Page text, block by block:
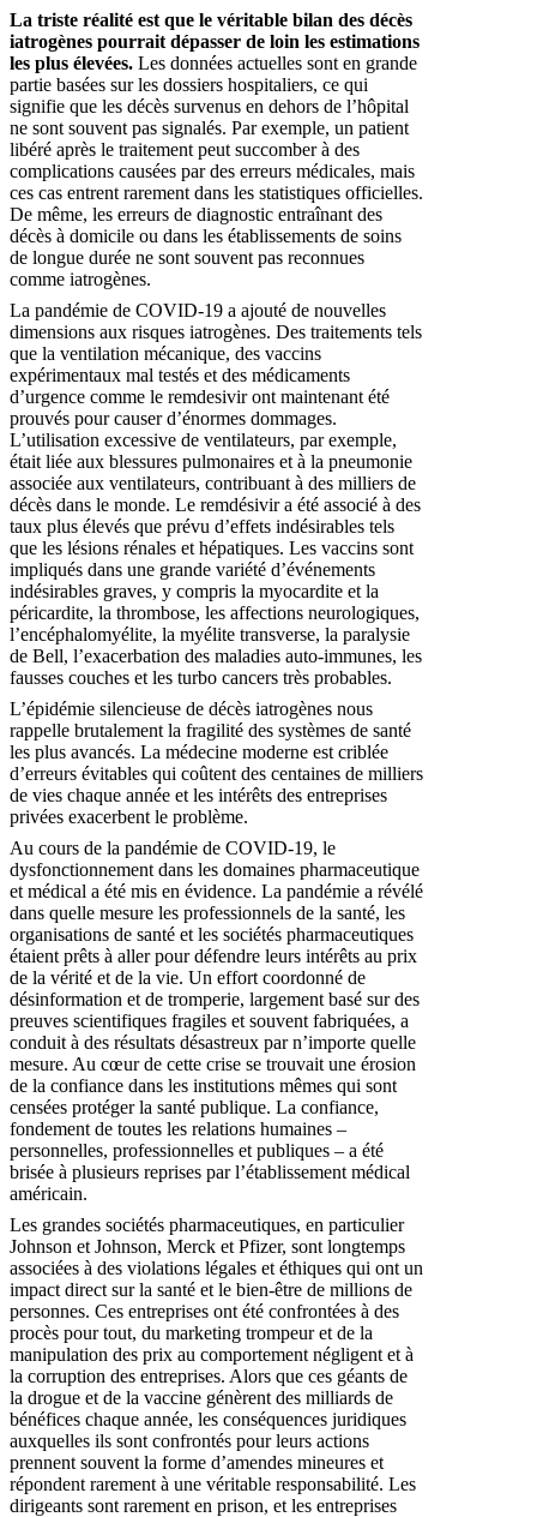
La triste réalité est que le véritable bilan des décès
iatrogènes pourrait dépasser de loin les estimations
les plus élevées. Les données actuelles sont en grande
partie basées sur les dossiers hospitaliers, ce qui
signifie que les décès survenus en dehors de l’hôpital
ne sont souvent pas signalés. Par exemple, un patient
libéré après le traitement peut succomber à des
complications causées par des erreurs médicales, mais
ces cas entrent rarement dans les statistiques officielles.
De même, les erreurs de diagnostic entraînant des
décès à domicile ou dans les établissements de soins
de longue durée ne sont souvent pas reconnues
comme iatrogènes.
La pandémie de COVID-19 a ajouté de nouvelles
dimensions aux risques iatrogènes. Des traitements tels
que la ventilation mécanique, des vaccins
expérimentaux mal testés et des médicaments
d’urgence comme le remdesivir ont maintenant été
prouvés pour causer d’énormes dommages.
L’utilisation excessive de ventilateurs, par exemple,
était liée aux blessures pulmonaires et à la pneumonie
associée aux ventilateurs, contribuant à des milliers de
décès dans le monde. Le remdésivir a été associé à des
taux plus élevés que prévu d’effets indésirables tels
que les lésions rénales et hépatiques. Les vaccins sont
impliqués dans une grande variété d’événements
indésirables graves, y compris la myocardite et la
péricardite, la thrombose, les affections neurologiques,
l’encéphalomyélite, la myélite transverse, la paralysie
de Bell, l’exacerbation des maladies auto-immunes, les
fausses couches et les turbo cancers très probables.
L’épidémie silencieuse de décès iatrogènes nous
rappelle brutalement la fragilité des systèmes de santé
les plus avancés. La médecine moderne est criblée
d’erreurs évitables qui coûtent des centaines de milliers
de vies chaque année et les intérêts des entreprises
privées exacerbent le problème.
Au cours de la pandémie de COVID-19, le
dysfonctionnement dans les domaines pharmaceutique
et médical a été mis en évidence. La pandémie a révélé
dans quelle mesure les professionnels de la santé, les
organisations de santé et les sociétés pharmaceutiques
étaient prêts à aller pour défendre leurs intérêts au prix
de la vérité et de la vie. Un effort coordonné de
désinformation et de tromperie, largement basé sur des
preuves scientifiques fragiles et souvent fabriquées, a
conduit à des résultats désastreux par n’importe quelle
mesure. Au cœur de cette crise se trouvait une érosion
de la confiance dans les institutions mêmes qui sont
censées protéger la santé publique. La confiance,
fondement de toutes les relations humaines –
personnelles, professionnelles et publiques – a été
brisée à plusieurs reprises par l’établissement médical
américain.
Les grandes sociétés pharmaceutiques, en particulier
Johnson et Johnson, Merck et Pfizer, sont longtemps
associées à des violations légales et éthiques qui ont un
impact direct sur la santé et le bien-être de millions de
personnes. Ces entreprises ont été confrontées à des
procès pour tout, du marketing trompeur et de la
manipulation des prix au comportement négligent et à
la corruption des entreprises. Alors que ces géants de
la drogue et de la vaccine génèrent des milliards de
bénéfices chaque année, les conséquences juridiques
auxquelles ils sont confrontés pour leurs actions
prennent souvent la forme d’amendes mineures et
répondent rarement à une véritable responsabilité. Les
dirigeants sont rarement en prison, et les entreprises